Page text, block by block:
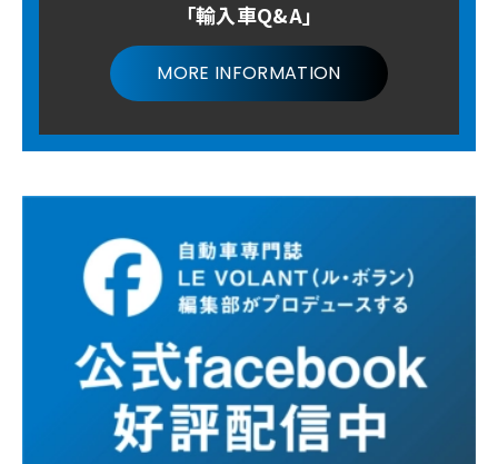
「輸入車Q&A」
MORE INFORMATION